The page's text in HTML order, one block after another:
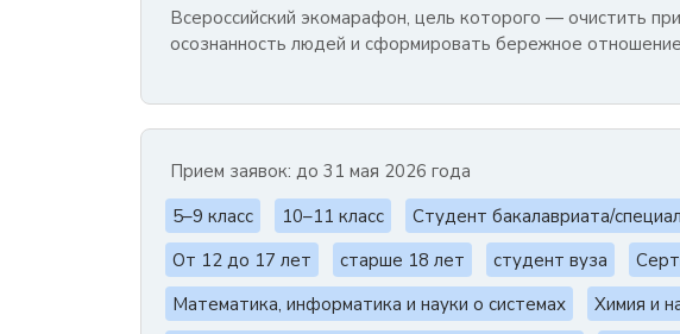
Всероссийский экомарафон, цель которого — очистить
осознанность людей и сформировать бережное
Прием заявок: до 31 мая 2026 года
5–9 класс
10–11 класс Студент бакалавриата/
От 12 до 17 лет
старше 18 лет студент вуза
Математика, информатика и науки о системах
Химия и